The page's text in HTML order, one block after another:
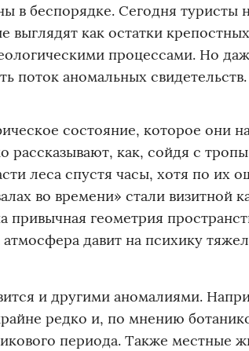
в беспорядке. Сегодня туристы
как остатки
процессами. Но
поток аномальных свидетельств.
состояние, которое они
как, сойдя с
леса спустя часы, хотя по
во времени» стали визитной
геометрия
давит на психику
и другими аномалиями.
редко и, по мнению
периода. Также местные